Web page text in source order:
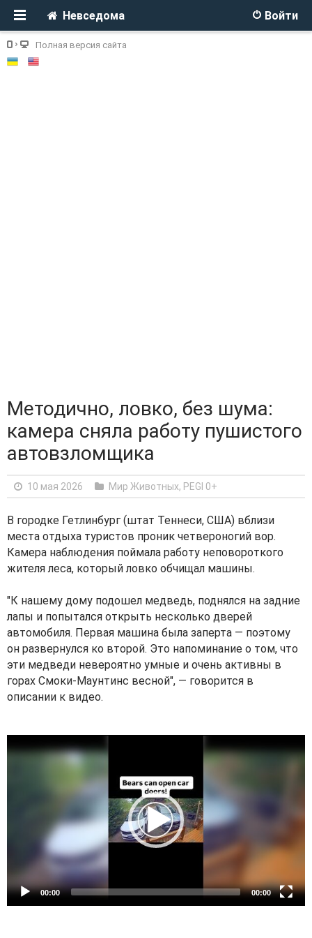
Войти
Невседома
Полная версия сайта
Методично, ловко, без шума:
камера сняла работу пушистого
автовзломщика
10 мая 2026 Мир Животных, PEGI 0+
В городке Гетлинбург (штат Теннеси, США) вблизи
места отдыха туристов проник четвероногий вор.
Камера наблюдения поймала работу неповороткого
жителя леса, который ловко обчищал машины.
"К нашему дому подошел медведь, поднялся на задние
лапы и попытался открыть несколько дверей
автомобиля. Первая машина была заперта — поэтому
он развернулся ко второй. Это напоминание о том, что
эти медведи невероятно умные и очень активны в
горах Смоки-Маунтинс весной", — говорится в
описании к видео.
e
r
00:00 00:00